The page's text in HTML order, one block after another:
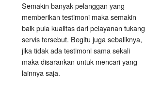
Semakin banyak pelanggan yang
memberikan testimoni maka semakin
baik pula kualitas dari pelayanan tukang
servis tersebut. Begitu juga sebaliknya,
jika tidak ada testimoni sama sekali
maka disarankan untuk mencari yang
lainnya saja.